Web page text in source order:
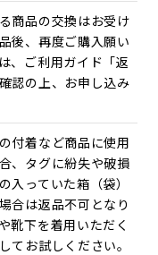
します。また、ステ
になっています。
商品の交換はお受け
後、再度ご購入願い
、ご利用ガイド「返
認の上、お申し込み
付着など商品に使用
、タグに紛失や破損
入っていた箱（袋）
合は返品不可となり
靴下を着用いただく
てお試しください。